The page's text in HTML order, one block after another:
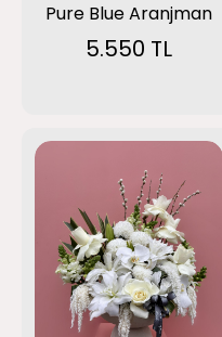
Pure Blue Aranjman
5.550 TL